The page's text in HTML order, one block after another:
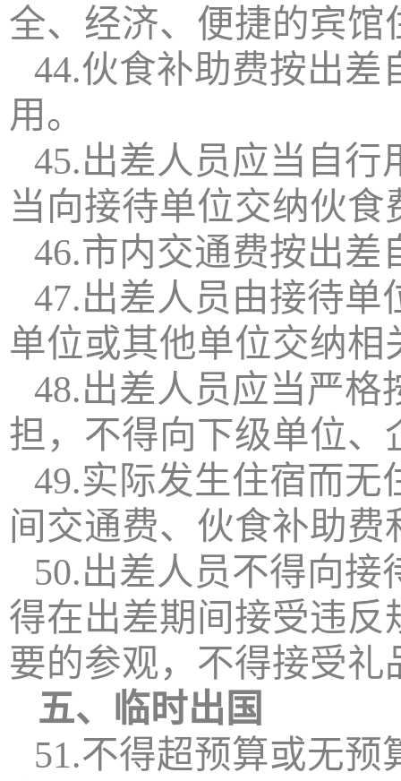
全、经济、便捷的宾馆
44.伙食补助费按出
用。
45.出差人员应当自
当向接待单位交纳伙食
46.市内交通费按出
47.出差人员由接待
单位或其他单位交纳相
48.出差人员应当严
担，不得向下级单位
49.实际发生住宿而
间交通费、伙食补助费
50.出差人员不得向
得在出差期间接受违
要的参观，不得接受
五、临时出国
51.不得超预算或无